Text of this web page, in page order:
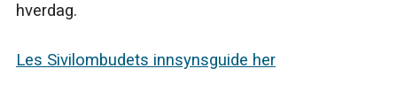
hverdag.
Les Sivilombudets innsynsguide her